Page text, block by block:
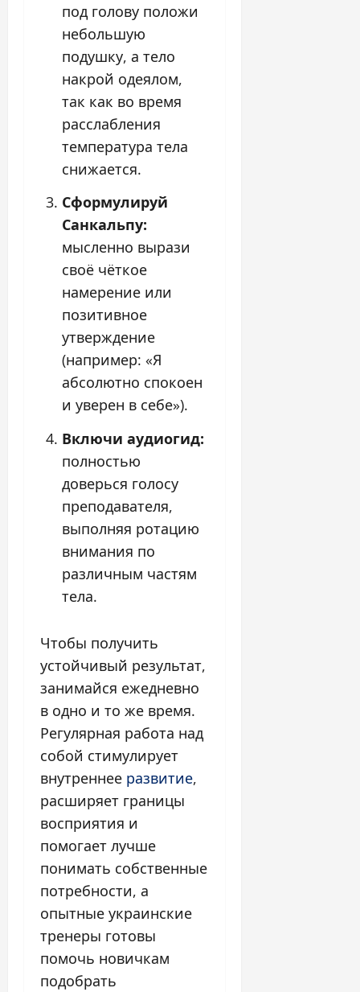
под голову положи
небольшую
подушку, а тело
накрой одеялом,
так как во время
расслабления
температура тела
снижается.
Сформулируй
Санкальпу:
мысленно вырази
своё чёткое
намерение или
позитивное
утверждение
(например: «Я
абсолютно спокоен
и уверен в себе»).
Включи аудиогид:
полностью
доверься голосу
преподавателя,
выполняя ротацию
внимания по
различным частям
тела.
Чтобы получить
устойчивый результат,
занимайся ежедневно
в одно и то же время.
Регулярная работа над
собой стимулирует
внутреннее развитие,
расширяет границы
восприятия и
помогает лучше
понимать собственные
потребности, а
опытные украинские
тренеры готовы
помочь новичкам
подобрать